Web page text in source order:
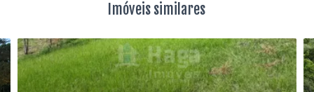
Imóveis similares